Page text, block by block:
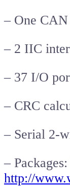
– One
– 2 IIC
– 37 I/O
– CRC
– Serial 2-
–
http://